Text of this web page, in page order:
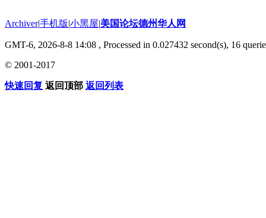
Archiver|手机版|小黑屋|美国论坛德州华人网
GMT-6, 2026-8-8 14:08 , Processed in 0.027432 second(s), 16
© 2001-2017
快速回复 返回顶部 返回列表